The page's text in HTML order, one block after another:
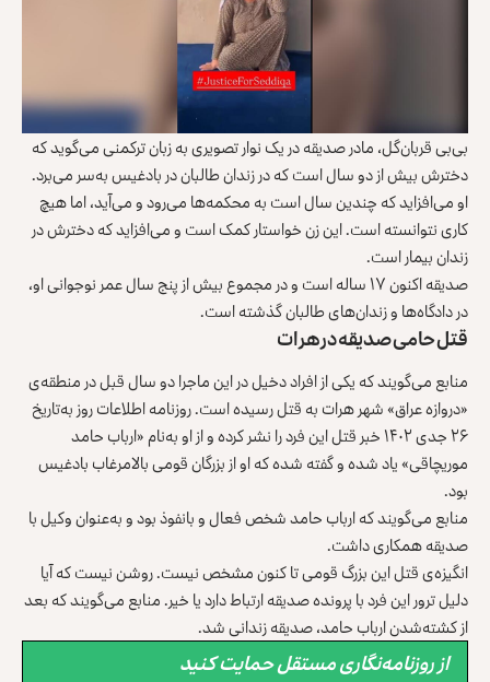
بی‌‌بی ‌قربان‌گل، مادر صدیقه در یک نوار تصویری به زبان ترکمنی می‌گوید که
دخترش بیش از دو سال است که در زندان طالبان در بادغیس به‌سر می‌برد.
او می‌افزاید که چندین سال است به محکمه‌ها می‌رود و می‌آید، اما هیچ
کاری نتوانسته است. این زن خواستار کمک است و می‌افزاید که دخترش در
زندان بیمار است.
صدیقه اکنون ۱۷ ساله است و در مجموع بیش از پنج سال عمر نوجوانی او،
در دادگاه‌ها و زندان‌های طالبان گذشته است.
قتل حامی صدیقه در هرات
منابع می‌گویند که یکی از افراد دخیل در این ماجرا دو سال قبل در منطقه‌ی
«دروازه عراق» شهر هرات به قتل رسیده است.روزنامهاطلاعاتروز به‌تاریخ
۲۶ جدی ۱۴۰۲ خبر قتل این فرد را نشر کرده و از او به‌نام «ارباب حامد
موریچاقی» یاد شده و گفته شده که او از بزرگان قومی بالامرغاب بادغیس
بود.
منابع می‌گویند که ارباب حامد شخص فعال و بانفوذ بود و به‌عنوان وکیل با
صدیقه همکاری داشت.
انگیزه‌ی قتل این بزرگ قومی تا کنون مشخص نیست. روشن نیست که آیا
دلیل ترور این فرد با پرونده صدیقه ارتباط دارد یا خیر. منابع می‌گویند که بعد
از کشته‌شدن ارباب حامد، صدیقه زندانی شد.
از روزنامه‌نگاری مستقل حمایت کنید